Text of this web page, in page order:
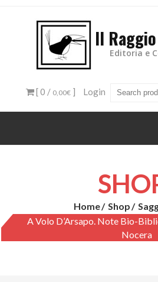
Il
Editoria e
[ 0 / 0,00€] Login
Home Shop
A Volo D’Arsapo. Note Bio-
Nocera